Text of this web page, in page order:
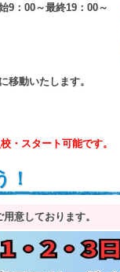
9：00～最終19：00～
動いたします。
・スタート可能です。
！
意しております。